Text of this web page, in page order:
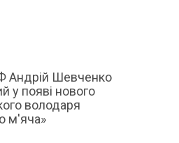
Андрій Шевченко
у появі нового
володаря
м'яча»